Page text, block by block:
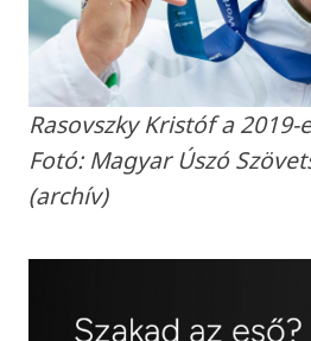
Rasovszky Kristóf a
Fotó: Magyar Úszó
(archív)